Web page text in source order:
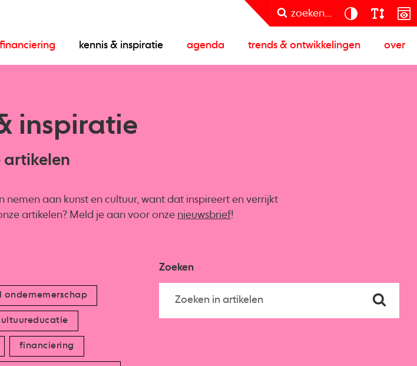
zoeken...
financiering kennis & inspiratie agenda trends & ontwikkelingen over
inspiratie
artikelen
nemen aan kunst en cultuur, want dat inspireert en verrijkt
artikelen? Meld je aan voor onze nieuwsbrief!
ondernemerschap
financiering
Zoeken